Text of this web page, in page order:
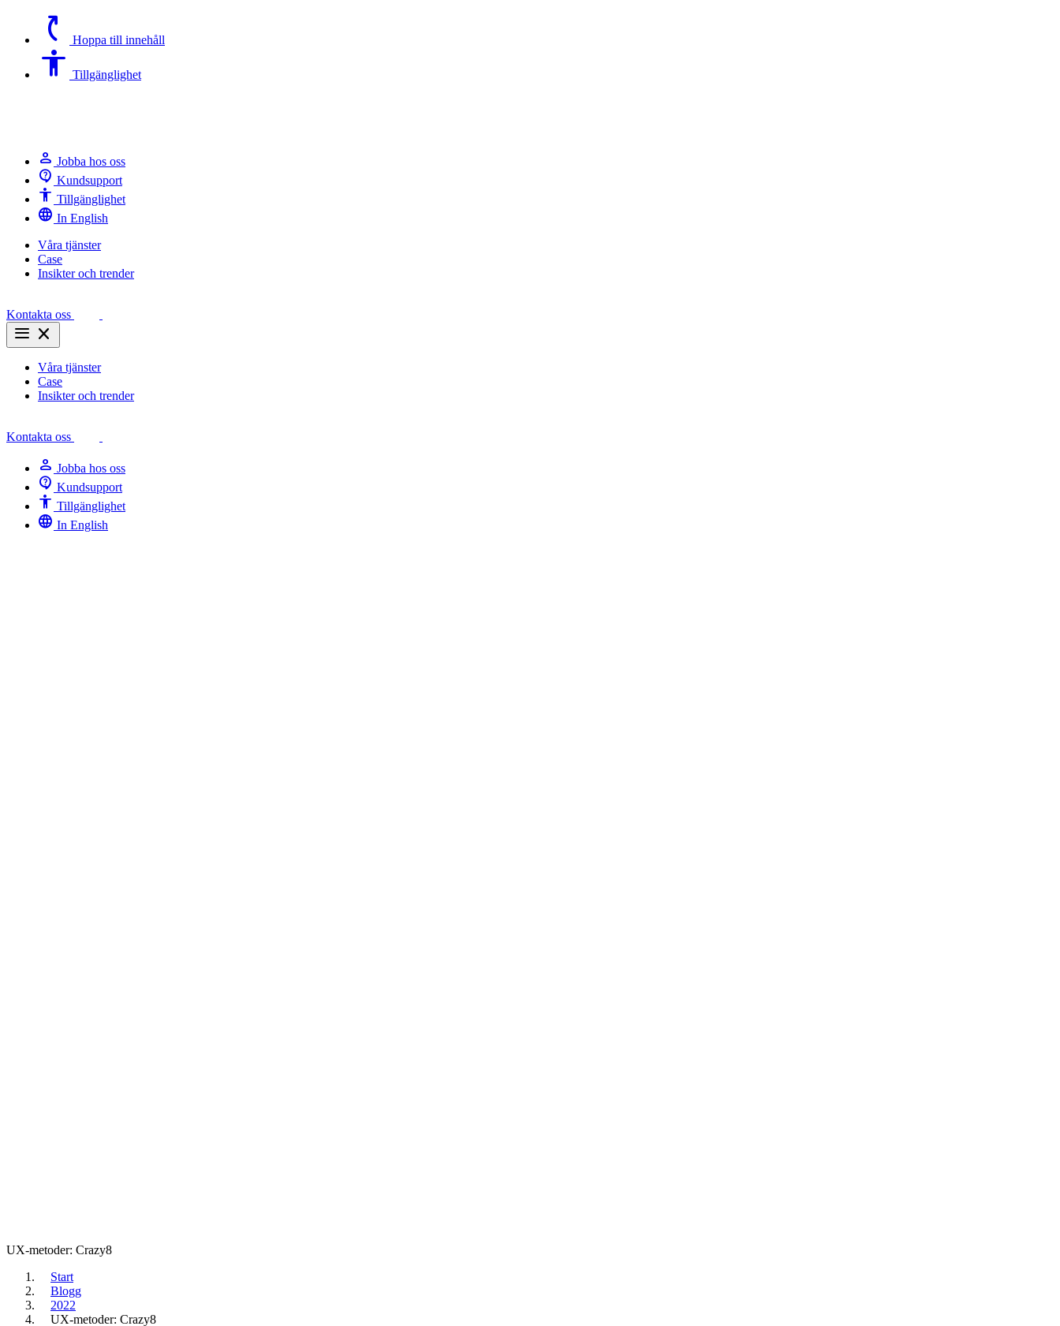
switch_access_shortcut Hoppa till innehåll
Accessibility Tillgänglighet
person Jobba hos oss
contact_support Kundsupport
Accessibility Tillgänglighet
language In English
Våra tjänster
Case
Insikter och trender
Kontakta oss
menu close
Våra tjänster
Case
Insikter och trender
Kontakta oss
person Jobba hos oss
contact_support Kundsupport
Accessibility Tillgänglighet
language In English
UX-metoder: Crazy8
Start
Blogg
2022
UX-metoder: Crazy8